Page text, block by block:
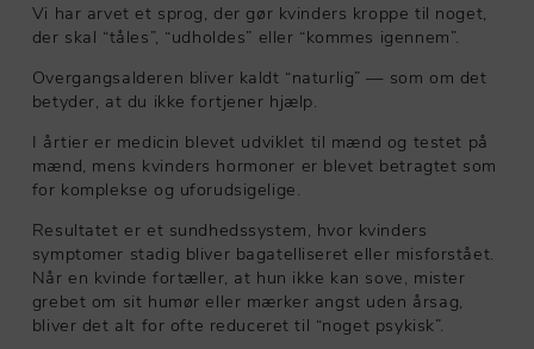
Vi har arvet et sprog, der gør kvinders kroppe til noget,
der skal “tåles”, “udholdes” eller “kommes igennem”.
Overgangsalderen bliver kaldt “naturlig” — som om det
betyder, at du ikke fortjener hjælp.
I årtier er medicin blevet udviklet til mænd og testet på
mænd, mens kvinders hormoner er blevet betragtet som
for komplekse og uforudsigelige.
Resultatet er et sundhedssystem, hvor kvinders
symptomer stadig bliver bagatelliseret eller misforstået.
Når en kvinde fortæller, at hun ikke kan sove, mister
grebet om sit humør eller mærker angst uden årsag,
bliver det alt for ofte reduceret til “noget psykisk”.